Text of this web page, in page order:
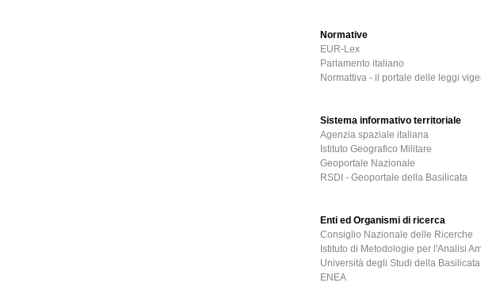
Normative
EUR-Lex
Parlamento italiano
Normattiva - il portale delle leggi
Sistema informativo territoriale
Agenzia spaziale italiana
Istituto Geografico Militare
Geoportale Nazionale
RSDI - Geoportale della Basilicata
Enti ed Organismi di ricerca
Consiglio Nazionale delle Ricerche
Istituto di Metodologie per l'Analisi
Università degli Studi della Basilicata
ENEA